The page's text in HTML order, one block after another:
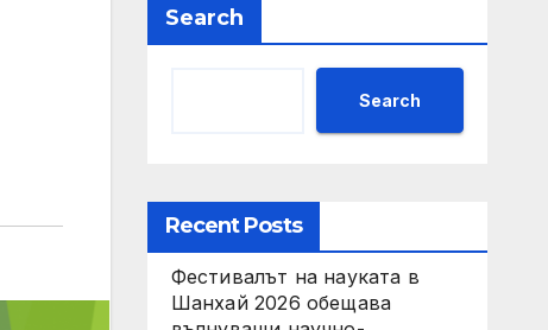
Search
Search
Recent Posts
Фестивалът на науката в
Шанхай 2026 обещава